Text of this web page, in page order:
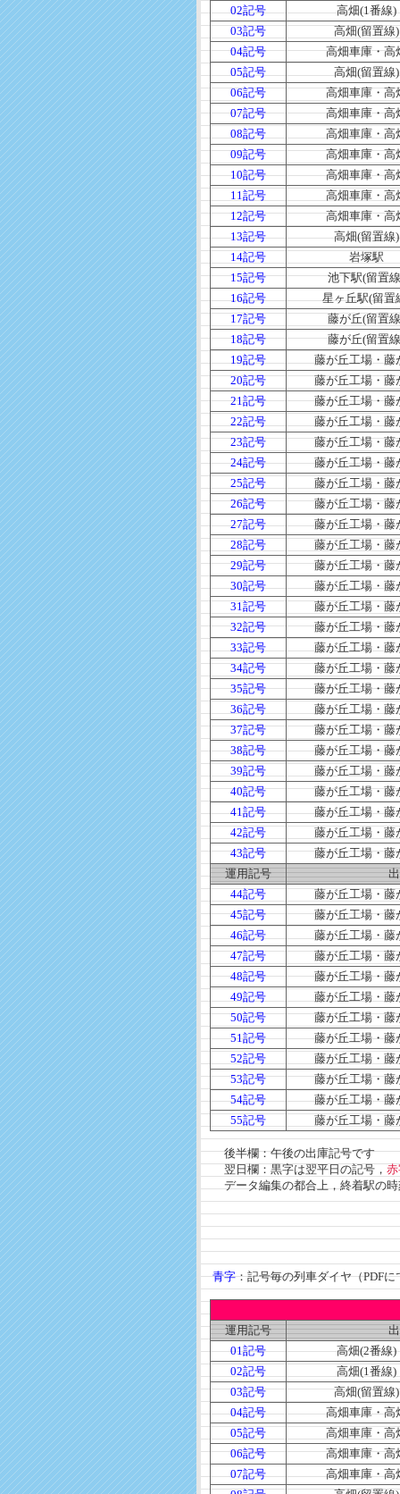
02記号
高畑(1番線)
03記号
高畑(留置線)
04記号
高畑車庫・高
05記号
高畑(留置線)
06記号
高畑車庫・高
07記号
高畑車庫・高
08記号
高畑車庫・高
09記号
高畑車庫・高
10記号
高畑車庫・高
11記号
高畑車庫・高
12記号
高畑車庫・高
13記号
高畑(留置線)
14記号
岩塚駅
15記号
池下駅(留置
16記号
星ヶ丘駅(留置
17記号
藤が丘(留置
18記号
藤が丘(留置
19記号
藤が丘工場・藤
20記号
藤が丘工場・藤
21記号
藤が丘工場・藤
22記号
藤が丘工場・藤
23記号
藤が丘工場・藤
24記号
藤が丘工場・藤
25記号
藤が丘工場・藤
26記号
藤が丘工場・藤
27記号
藤が丘工場・藤
28記号
藤が丘工場・藤
29記号
藤が丘工場・藤
30記号
藤が丘工場・藤
31記号
藤が丘工場・藤
32記号
藤が丘工場・藤
33記号
藤が丘工場・藤
34記号
藤が丘工場・藤
35記号
藤が丘工場・藤
36記号
藤が丘工場・藤
37記号
藤が丘工場・藤
38記号
藤が丘工場・藤
39記号
藤が丘工場・藤
40記号
藤が丘工場・藤
41記号
藤が丘工場・藤
42記号
藤が丘工場・藤
43記号
藤が丘工場・藤
運用記号
44記号
藤が丘工場・藤
45記号
藤が丘工場・藤
46記号
藤が丘工場・藤
47記号
藤が丘工場・藤
48記号
藤が丘工場・藤
49記号
藤が丘工場・藤
50記号
藤が丘工場・藤
51記号
藤が丘工場・藤
52記号
藤が丘工場・藤
53記号
藤が丘工場・藤
54記号
藤が丘工場・藤
55記号
藤が丘工場・藤
後半欄：午後の出庫記号です
翌日欄：黒字は翌平日の記号，
データ編集の都合上，終着駅の時
青字：記号毎の列車ダイヤ（PDFに
運用記号
01記号
高畑(2番線)
02記号
高畑(1番線)
03記号
高畑(留置線)
04記号
高畑車庫・高
05記号
高畑車庫・高
06記号
高畑車庫・高
07記号
高畑車庫・高